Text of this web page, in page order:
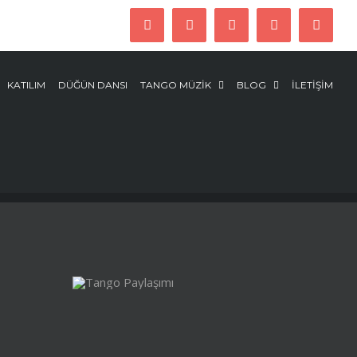
InstagramFacebookTwitterYouTubeE-
posta
KATILIM DÜĞÜN DANSI TANGO MÜZİK BLOG İLETİŞİM